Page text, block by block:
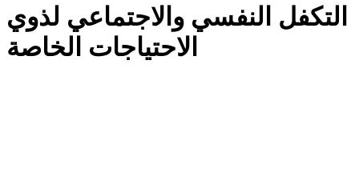
التكفل النفسي والاجتماعي لذوي
الاحتياجات الخاصة